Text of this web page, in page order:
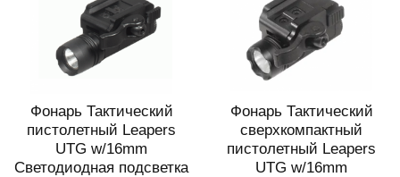
Фонарь Тактический
пистолетный Leapers
UTG w/16mm
Светодиодная подсветка
Фонарь Тактический
сверхкомпактный
пистолетный Leapers
UTG w/16mm